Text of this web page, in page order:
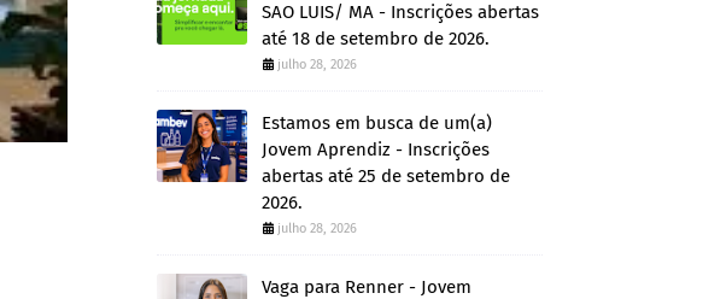
SAO LUIS/ MA - Inscrições abertas
até 18 de setembro de 2026.
julho 28, 2026
Estamos em busca de um(a)
Jovem Aprendiz - Inscrições
abertas até 25 de setembro de
2026.
julho 28, 2026
Vaga para Renner - Jovem